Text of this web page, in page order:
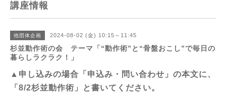
講座情報
他団体企画 2024-08-02 (金) 10:15～11:45
杉並動作術の会 テーマ「“動作術”と“骨盤おこし”で毎日の
暮らしラクラク！」
▲申し込みの場合 「申込み・問い合わせ」 の本文に、
「8/2杉並動作術」と書いてください。